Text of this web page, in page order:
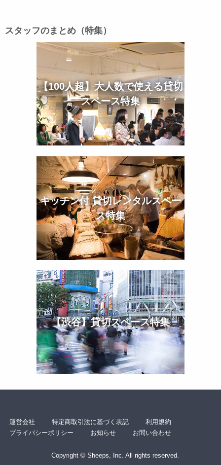
スタッフのまとめ（特集）
【100人超】大人数で使える貸切
スペース特集
キッチン付 貸切レンタルスペー
ス特集
【渋谷】貸切スペース特集
運営会社 特定商取引法に基づく表記
利用規約
プライバシーポリシー
お知らせ お問い合わせ
Copyright © Sheeps, Inc. All rights reserved.